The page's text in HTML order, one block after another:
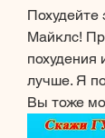
Майклс!
похудения
лучше. Я
Вы тоже